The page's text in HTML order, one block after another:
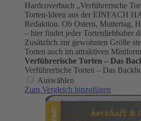
Hardcoverbuch „Verführerische
Torten-Ideen aus der EINFACH
Redaktion. Ob Ostern, Muttertag,
– hier findet jeder Tortenliebhaber
Zusätzlich zur gewohnten Größe
Torten auch im attraktiven
Verführerische Torten – Das
Verführerische Torten – Das
Auswählen
Zum Vergleich hinzufügen